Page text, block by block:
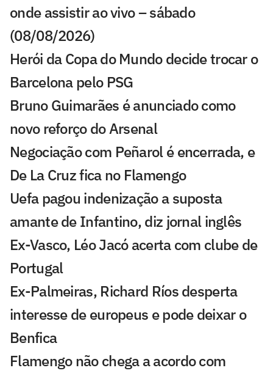
onde assistir ao vivo – sábado
(08/08/2026)
Herói da Copa do Mundo decide trocar o
Barcelona pelo PSG
Bruno Guimarães é anunciado como
novo reforço do Arsenal
Negociação com Peñarol é encerrada, e
De La Cruz fica no Flamengo
Uefa pagou indenização a suposta
amante de Infantino, diz jornal inglês
Ex-Vasco, Léo Jacó acerta com clube de
Portugal
Ex-Palmeiras, Richard Ríos desperta
interesse de europeus e pode deixar o
Benfica
Flamengo não chega a acordo com